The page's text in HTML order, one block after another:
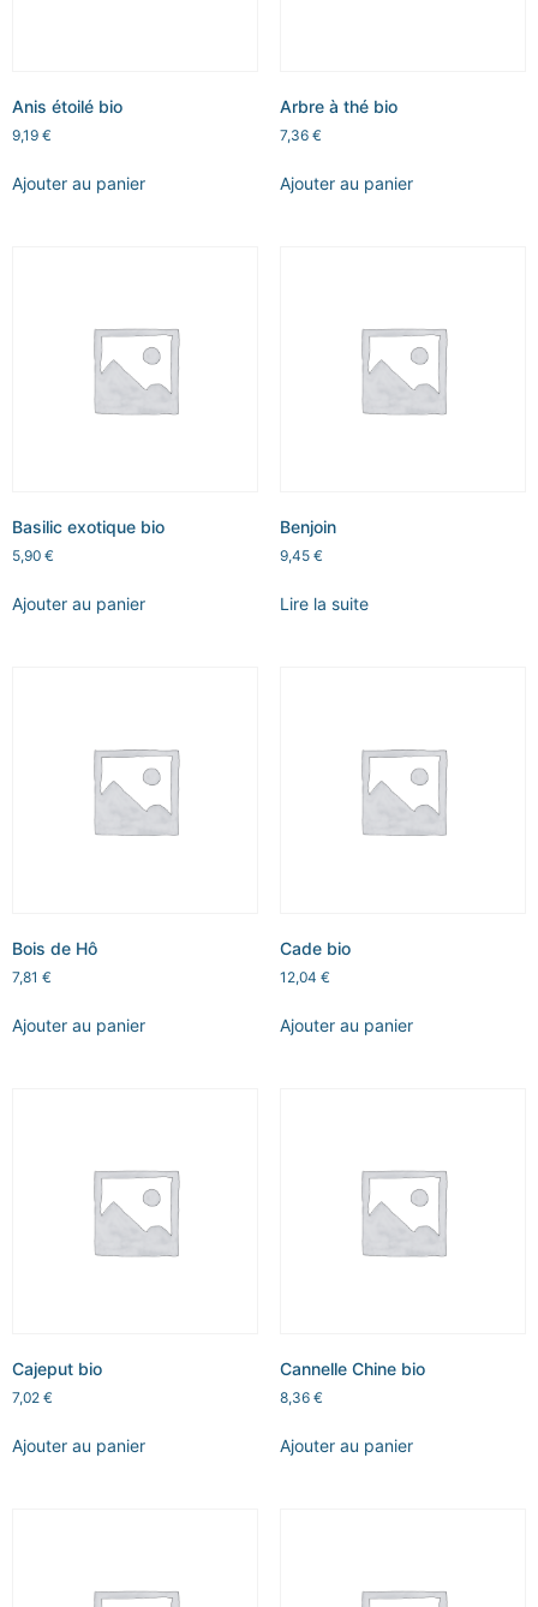
Anis étoilé bio
9,19 €
Ajouter au panier
Arbre à thé bio
7,36 €
Ajouter au panier
Basilic exotique bio
5,90 €
Ajouter au panier
Benjoin
9,45 €
Lire la suite
Bois de Hô
7,81 €
Ajouter au panier
Cade bio
12,04 €
Ajouter au panier
Cajeput bio
7,02 €
Ajouter au panier
Cannelle Chine bio
8,36 €
Ajouter au panier